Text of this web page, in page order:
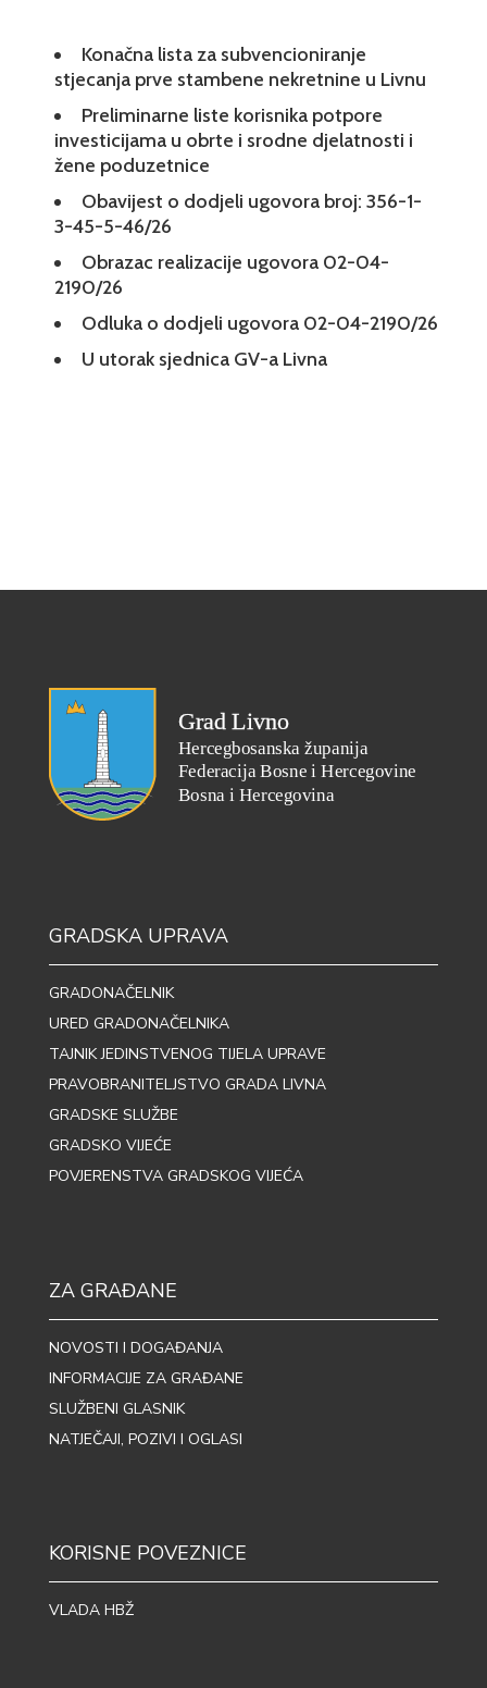
Konačna lista za subvencioniranje
stjecanja prve stambene nekretnine u Livnu
Preliminarne liste korisnika potpore
investicijama u obrte i srodne djelatnosti i
žene poduzetnice
Obavijest o dodjeli ugovora broj: 356-1-
3-45-5-46/26
Obrazac realizacije ugovora 02-04-
2190/26
Odluka o dodjeli ugovora 02-04-2190/26
U utorak sjednica GV-a Livna
GRADSKA UPRAVA
GRADONAČELNIK
URED GRADONAČELNIKA
TAJNIK JEDINSTVENOG TIJELA UPRAVE
PRAVOBRANITELJSTVO GRADA LIVNA
GRADSKE SLUŽBE
GRADSKO VIJEĆE
POVJERENSTVA GRADSKOG VIJEĆA
ZA GRAĐANE
NOVOSTI I DOGAĐANJA
INFORMACIJE ZA GRAĐANE
SLUŽBENI GLASNIK
NATJEČAJI, POZIVI I OGLASI
KORISNE POVEZNICE
VLADA HBŽ